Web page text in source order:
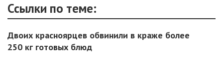
Ссылки по теме:
Двоих красноярцев обвинили в краже более
250 кг готовых блюд